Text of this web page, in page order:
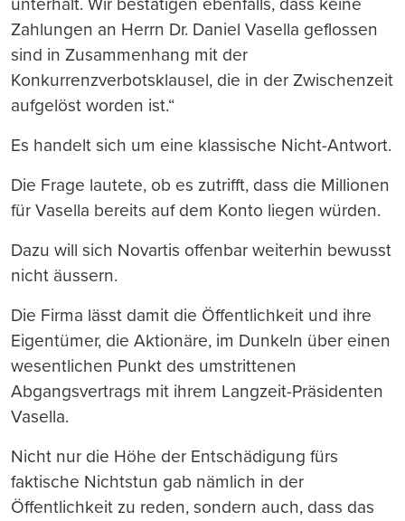
Zahlungen an Herrn Dr. Daniel Vasella geflossen
sind in Zusammenhang mit der
Konkurrenzverbotsklausel, die in der Zwischenzeit
aufgelöst worden ist.“
Es handelt sich um eine klassische Nicht-Antwort.
Die Frage lautete, ob es zutrifft, dass die Millionen
für Vasella bereits auf dem Konto liegen würden.
Dazu will sich Novartis offenbar weiterhin bewusst
nicht äussern.
Die Firma lässt damit die Öffentlichkeit und ihre
Eigentümer, die Aktionäre, im Dunkeln über einen
wesentlichen Punkt des umstrittenen
Abgangsvertrags mit ihrem Langzeit-Präsidenten
Vasella.
Nicht nur die Höhe der Entschädigung fürs
faktische Nichtstun gab nämlich in der
Öffentlichkeit zu reden, sondern auch, dass das